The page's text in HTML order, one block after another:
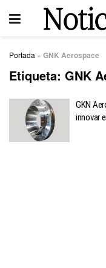
Portada » GNK Aerospace
Etiqueta: GNK
GKN
innovar